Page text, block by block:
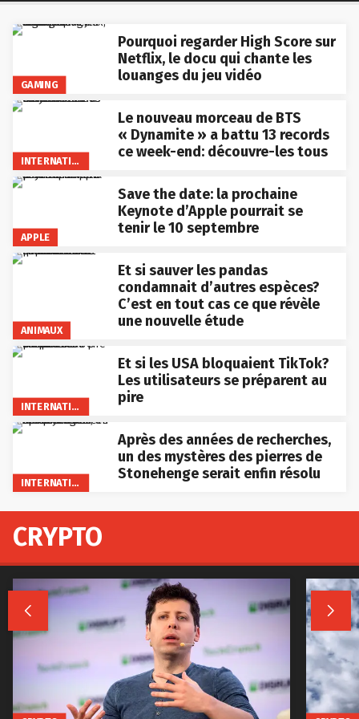
GAMING
Pourquoi regarder High Score sur
Netflix, le docu qui chante les
louanges du jeu vidéo
INTERNATIONAL
Le nouveau morceau de BTS
« Dynamite » a battu 13 records
ce week-end: découvre-les tous
APPLE
Save the date: la prochaine
Keynote d’Apple pourrait se
tenir le 10 septembre
ANIMAUX
Et si sauver les pandas
condamnait d’autres espèces?
C’est en tout cas ce que révèle
une nouvelle étude
INTERNATIONAL
Et si les USA bloquaient TikTok?
Les utilisateurs se préparent au
pire
INTERNATIONAL
Après des années de recherches,
un des mystères des pierres de
Stonehenge serait enfin résolu
CRYPTO
 